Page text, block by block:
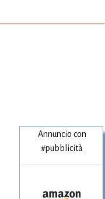
Annuncio con
#pubblicità